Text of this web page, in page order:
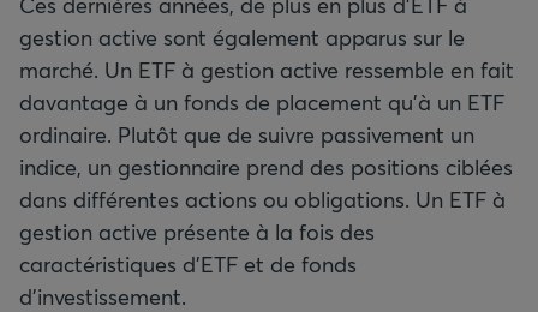
gestion active sont également apparus sur le
marché. Un ETF à gestion active ressemble en fait
davantage à un fonds de placement qu’à un ETF
ordinaire. Plutôt que de suivre passivement un
indice, un gestionnaire prend des positions ciblées
dans différentes actions ou obligations. Un ETF à
gestion active présente à la fois des
caractéristiques d’ETF et de fonds
d’investissement.